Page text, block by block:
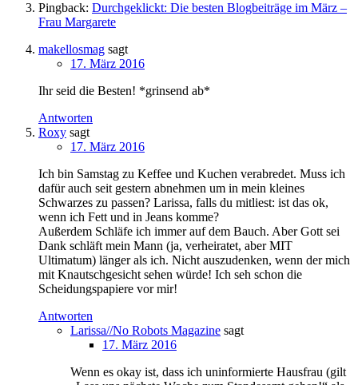
Pingback: Durchgeklickt: Die besten Blogbeiträge im März –
Frau Margarete
makellosmag sagt
17. März 2016
Ihr seid die Besten! *grinsend ab*
Antworten
Roxy sagt
17. März 2016
Ich bin Samstag zu Keffee und Kuchen verabredet. Muss ich
dafür auch seit gestern abnehmen um in mein kleines
Schwarzes zu passen? Larissa, falls du mitliest: ist das ok,
wenn ich Fett und in Jeans komme?
Außerdem Schläfe ich immer auf dem Bauch. Aber Gott sei
Dank schläft mein Mann (ja, verheiratet, aber MIT
Ultimatum) länger als ich. Nicht auszudenken, wenn der mich
mit Knautschgesicht sehen würde! Ich seh schon die
Scheidungspapiere vor mir!
Antworten
Larissa//No Robots Magazine sagt
17. März 2016
Wenn es okay ist, dass ich uninformierte Hausfrau (gilt